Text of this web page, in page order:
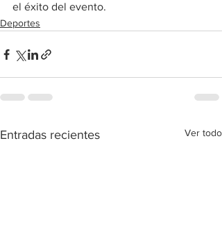
el éxito del evento.
Deportes
Entradas recientes Ver todo